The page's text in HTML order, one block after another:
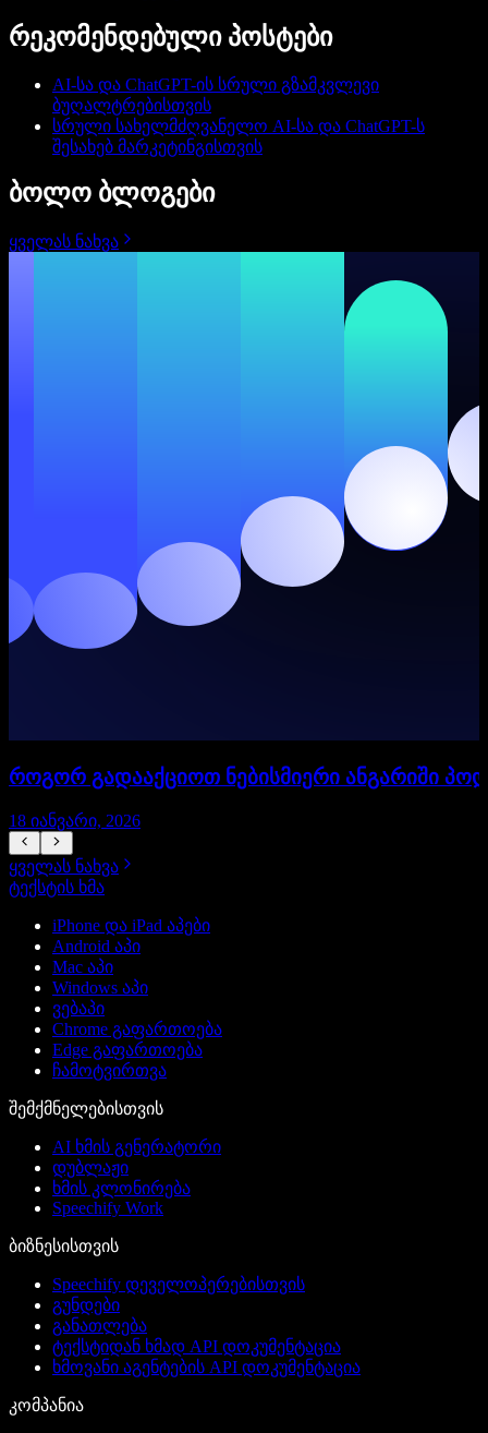
რეკომენდებული პოსტები
AI-სა და ChatGPT-ის სრული გზამკვლევი
ბუღალტრებისთვის
სრული სახელმძღვანელო AI-სა და ChatGPT-ს
შესახებ მარკეტინგისთვის
ბოლო ბლოგები
ყველას ნახვა
როგორ გადააქციოთ ნებისმიერი ანგარიში
18 იანვარი, 2026
ყველას ნახვა
ტექსტის ხმა
iPhone და iPad აპები
Android აპი
Mac აპი
Windows აპი
ვებაპი
Chrome გაფართოება
Edge გაფართოება
ჩამოტვირთვა
შემქმნელებისთვის
AI ხმის გენერატორი
დუბლაჟი
ხმის კლონირება
Speechify Work
ბიზნესისთვის
Speechify დეველოპერებისთვის
გუნდები
განათლება
ტექსტიდან ხმად API დოკუმენტაცია
ხმოვანი აგენტების API დოკუმენტაცია
კომპანია